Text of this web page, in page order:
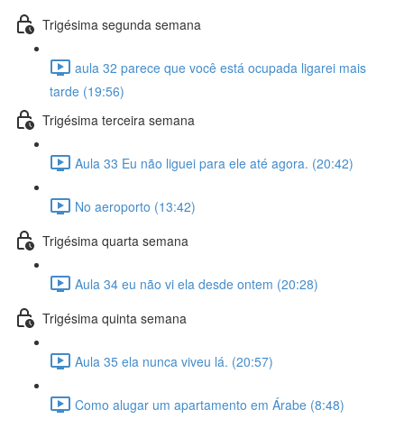
Trigésima segunda semana
aula 32 parece que você está ocupada ligarei mais
tarde (19:56)
Trigésima terceira semana
Aula 33 Eu não liguei para ele até agora. (20:42)
No aeroporto (13:42)
Trigésima quarta semana
Aula 34 eu não vi ela desde ontem (20:28)
Trigésima quinta semana
Aula 35 ela nunca viveu lá. (20:57)
Como alugar um apartamento em Árabe (8:48)